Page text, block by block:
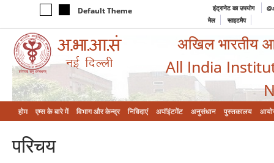
Default Theme इंट्रानेट का उपयोग
मेल
साइटमैप
अखिल भारतीय
All India
होम एम्‍स के बारे में विभाग और केन्‍द्र निविदाएं अपॉइंटमेंट अनुसंधान पुस्तकालय
परिचय